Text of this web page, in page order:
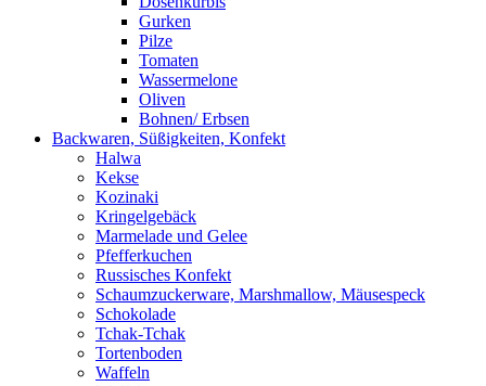
Gurken
Pilze
Tomaten
Wassermelone
Oliven
Bohnen/ Erbsen
Backwaren, Süßigkeiten, Konfekt
Halwa
Kekse
Kozinaki
Kringelgebäck
Marmelade und Gelee
Pfefferkuchen
Russisches Konfekt
Schaumzuckerware, Marshmallow, Mäusespeck
Schokolade
Tchak-Tchak
Tortenboden
Waffeln